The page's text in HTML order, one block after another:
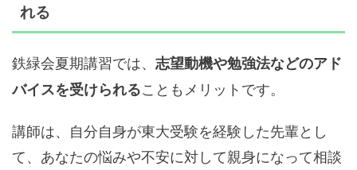
れる
鉄緑会夏期講習では、 志望動機や勉強法などのアド
バイスを受けられることもメリットです。
講師は、自分自身が東大受験を経験した先輩とし
て、あなたの悩みや不安に対して親身になって相談